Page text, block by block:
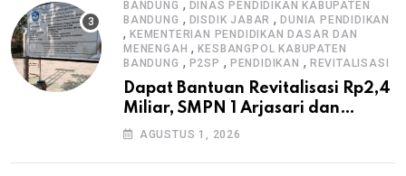
BANDUNG , DINAS PENDIDIKAN KABUPATEN
BANDUNG , DISDIK JABAR ,DUNIA PENDIDIKAN
, KEMENTERIAN PENDIDIKAN DASAR DAN
MENENGAH ,KESBANGPOL KABUPATEN
BANDUNG , P2SP , PENDIDIKAN , REVITALISASI
Dapat Bantuan Revitalisasi Rp2,4
Miliar, SMPN 1 Arjasari dan
Masyarakat Sambut Antusias
AGUSTUS 1, 2026